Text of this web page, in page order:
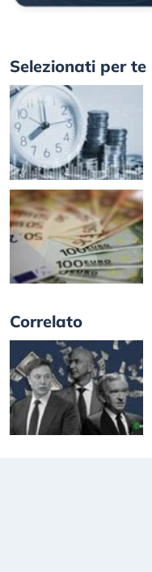
Selezionati per te
Correlato